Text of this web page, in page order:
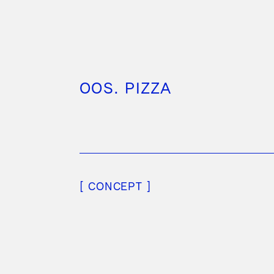
OOS. PIZZA
[ CONCEPT ]